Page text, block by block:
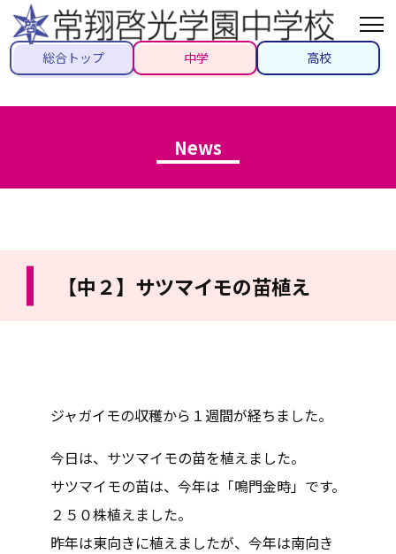
総合トップ 中学 高校
News
【中２】サツマイモの苗植え
ジャガイモの収穫から１週間が経ちました。
今日は、サツマイモの苗を植えました。
サツマイモの苗は、今年は「鳴門金時」です。
２５０株植えました。
昨年は東向きに植えましたが、今年は南向き